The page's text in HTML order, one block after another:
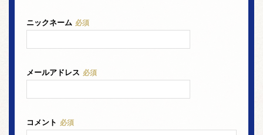
ニックネーム 必須
メールアドレス 必須
コメント 必須